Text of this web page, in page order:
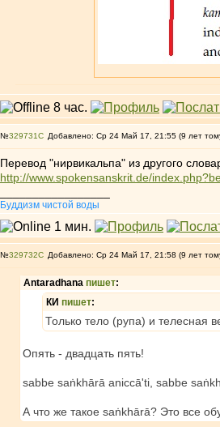
№329731 Добавлено: Ср 24 Май 17, 21:55 (9 лет
Перевод "нирвикальпа" из другого
http://www.spokensanskrit.de/
Буддизм чистой воды
№329732 Добавлено: Ср 24 Май 17, 21:58 (9 лет
Antaradhana пишет:
КИ пишет:
Только тело (рупа) и телесная
Опять - двадцать пять!
sabbe saṅkhārā aniccā'ti, sabbe
А что же такое saṅkhārā? Это все